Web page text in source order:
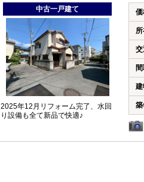
中古一戸建て
2025年12月リフォーム完了、水回
り設備も全て新品で快適♪
築